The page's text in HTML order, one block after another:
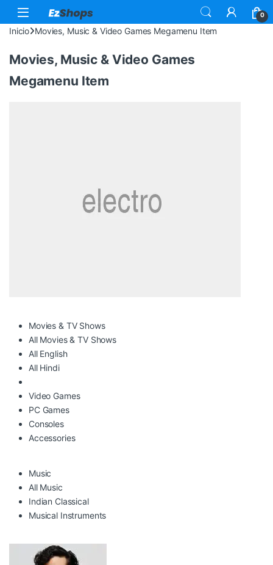
0
Inicio Movies, Music & Video Games Megamenu Item
Movies, Music & Video Games
Megamenu Item
Movies & TV Shows
All Movies & TV Shows
All English
All Hindi
Video Games
PC Games
Consoles
Accessories
Music
All Music
Indian Classical
Musical Instruments